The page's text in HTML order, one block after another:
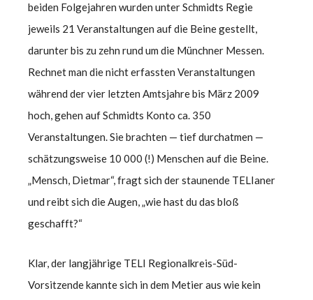
beiden Folgejahren wurden unter Schmidts Regie
jeweils 21 Veranstaltungen auf die Beine gestellt,
darunter bis zu zehn rund um die Münchner Messen.
Rechnet man die nicht erfassten Veranstaltungen
während der vier letzten Amtsjahre bis März 2009
hoch, gehen auf Schmidts Konto ca. 350
Veranstaltungen. Sie brachten — tief durchatmen —
schätzungsweise 10 000 (!) Menschen auf die Beine.
„Mensch, Dietmar“, fragt sich der staunende TELIaner
und reibt sich die Augen, „wie hast du das bloß
geschafft?“
Klar, der langjährige TELI Regionalkreis-Süd-
Vorsitzende kannte sich in dem Metier aus wie kein